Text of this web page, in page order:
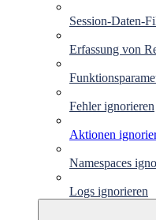
Session-Daten-
Erfassung von
Fehler ignorieren
Aktionen
Namespaces
Logs ignorieren